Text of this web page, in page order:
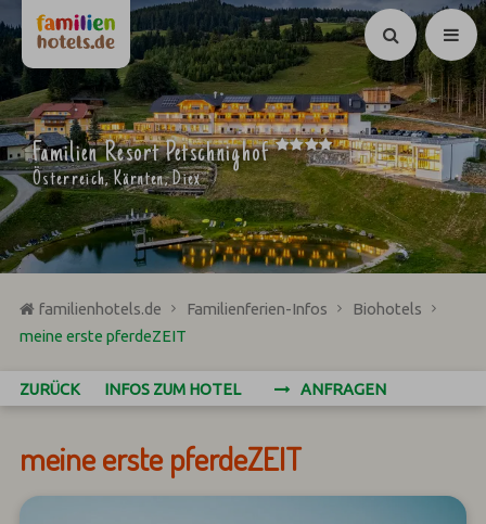
Suchen
Familien Resort Petschnighof ****
Österreich, Kärnten, Diex
familienhotels.de Familienferien-Infos
Biohotels
meine erste pferdeZEIT
ZURÜCK INFOS ZUM HOTEL ANFRAGEN
meine erste pferdeZEIT